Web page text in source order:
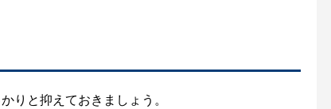
りと抑えておきましょう。